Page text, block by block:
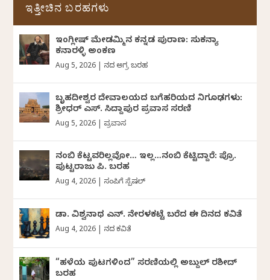
ಇತ್ತೀಚಿನ ಬರಹಗಳು
ಇಂಗ್ಲೀಷ್ ಮೇಡಮ್ಮಿನ ಕನ್ನಡ ಪುರಾಣ: ಸುಕನ್ಯಾ
ಕನಾರಳ್ಳಿ ಅಂಕಣ
Aug 5, 2026 ದಿನದ ಅಗ್ರ ಬರಹ
ಬೃಹದೀಶ್ವರ ದೇವಾಲಯದ ಬಗೆಹರಿಯದ ನಿಗೂಢಗಳು:
ಶ್ರೀಧರ್‌ ಎಸ್.‌ ಸಿದ್ದಾಪುರ ಪ್ರವಾಸ ಸರಣಿ
Aug 5, 2026 ಪ್ರವಾಸ
ನಂಬಿ ಕೆಟ್ಟವರಿಲ್ಲವೋ… ಇಲ್ಲ…ನಂಬಿ ಕೆಟ್ಟಿದ್ದಾರೆ: ಪ್ರೊ.
ಪುಟ್ಟರಾಜು ಪಿ. ಬರಹ
Aug 4, 2026 ಸಂಪಿಗೆ ಸ್ಪೆಷಲ್
ಡಾ. ವಿಶ್ವನಾಥ ಎನ್.‌ ನೇರಳಕಟ್ಟೆ ಬರೆದ ಈ ದಿನದ ಕವಿತೆ
Aug 4, 2026 ದಿನದ ಕವಿತೆ
“ಹಳೆಯ ಪುಟಗಳಿಂದ” ಸರಣಿಯಲ್ಲಿ ಅಬ್ದುಲ್‌ ರಶೀದ್‌
ಬರಹ